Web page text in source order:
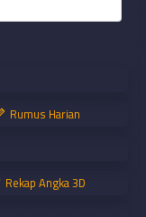
Rumus Harian
Rekap Angka 3D